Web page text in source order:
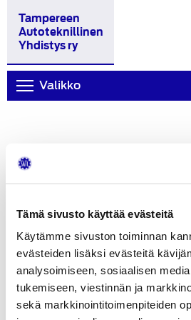
Tämä sivusto käyttää evästeitä
Käytämme sivuston toiminnan
evästeiden lisäksi evästeitä
analysoimiseen, sosiaalisen
tukemiseen, viestinnän ja
sekä markkinointitoimenpiteiden
Tampereen
Autoteknillinen
Yhdistys ry
Valikko
Jäsenille
Vasemmalla olevia linkkejä
tutustumaan yhdistyksen
kuvagalleriaan (tarvitsee
salasanan) sekä sääntöihin.